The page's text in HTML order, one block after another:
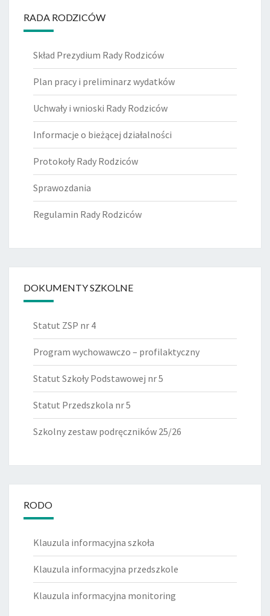
RADA RODZICÓW
Skład Prezydium Rady Rodziców
Plan pracy i preliminarz wydatków
Uchwały i wnioski Rady Rodziców
Informacje o bieżącej działalności
Protokoły Rady Rodziców
Sprawozdania
Regulamin Rady Rodziców
DOKUMENTY SZKOLNE
Statut ZSP nr 4
Program wychowawczo – profilaktyczny
Statut Szkoły Podstawowej nr 5
Statut Przedszkola nr 5
Szkolny zestaw podręczników 25/26
RODO
Klauzula informacyjna szkoła
Klauzula informacyjna przedszkole
Klauzula informacyjna monitoring